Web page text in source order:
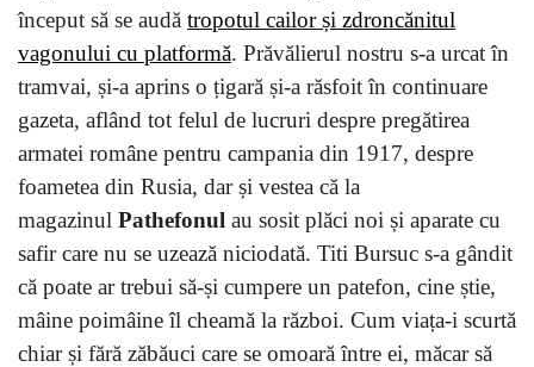
început să se audă tropotul cailor și zdroncănitul
vagonului cu platformă. Prăvălierul nostru s-a urcat în
tramvai, și-a aprins o țigară și-a răsfoit în continuare
gazeta, aflând tot felul de lucruri despre pregătirea
armatei române pentru campania din 1917, despre
foametea din Rusia, dar și vestea că la
magazinul Pathefonul au sosit plăci noi și aparate cu
safir care nu se uzează niciodată. Titi Bursuc s-a gândit
că poate ar trebui să-și cumpere un patefon, cine știe,
mâine poimâine îl cheamă la război. Cum viața-i scurtă
chiar și fără zăbăuci care se omoară între ei, măcar să